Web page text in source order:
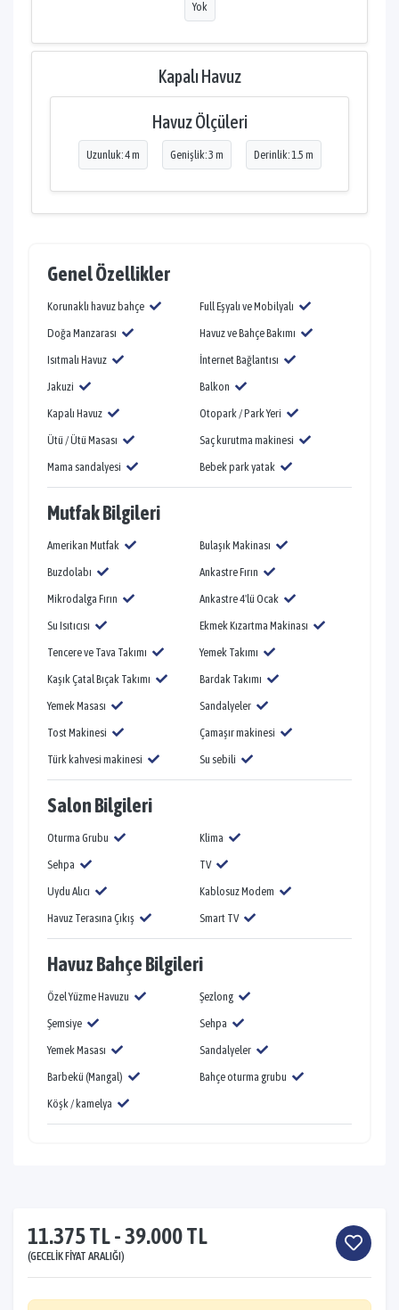
Yok
Kapalı Havuz
Havuz Ölçüleri
Uzunluk: 4 m Genişlik: 3 m Derinlik: 1.5 m
Genel Özellikler
Korunaklı havuz bahçe
Full Eşyalı ve Mobilyalı
Doğa Manzarası
Havuz ve Bahçe Bakımı
Isıtmalı Havuz
İnternet Bağlantısı
Jakuzi
Balkon
Kapalı Havuz
Otopark / Park Yeri
Ütü / Ütü Masası
Saç kurutma makinesi
Mama sandalyesi
Bebek park yatak
Mutfak Bilgileri
Amerikan Mutfak
Bulaşık Makinası
Buzdolabı
Ankastre Fırın
Mikrodalga Fırın
Ankastre 4'lü Ocak
Su Isıtıcısı
Ekmek Kızartma Makinası
Tencere ve Tava Takımı
Yemek Takımı
Kaşık Çatal Bıçak Takımı
Bardak Takımı
Yemek Masası
Sandalyeler
Tost Makinesi
Çamaşır makinesi
Türk kahvesi makinesi
Su sebili
Salon Bilgileri
Oturma Grubu
Klima
Sehpa
TV
Uydu Alıcı
Kablosuz Modem
Havuz Terasına Çıkış
Smart TV
Havuz Bahçe Bilgileri
Özel Yüzme Havuzu
Şezlong
Şemsiye
Sehpa
Yemek Masası
Sandalyeler
Barbekü (Mangal)
Bahçe oturma grubu
Köşk / kamelya
11.375 TL - 39.000 TL
(GECELIK FIYAT ARALIĞI)